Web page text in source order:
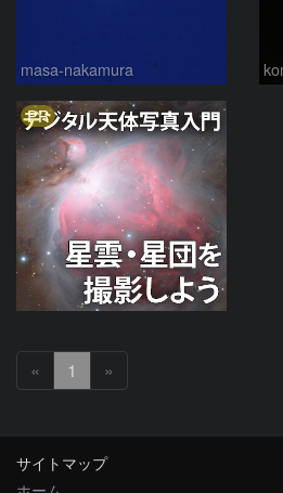
masa-nakamura
PR
« 1 »
サイトマップ